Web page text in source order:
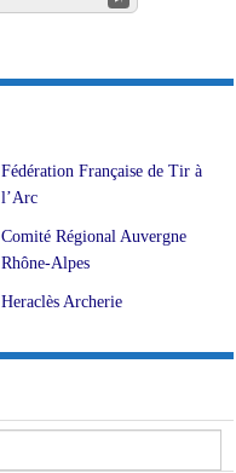
Fédération Française de Tir à
l’Arc
Comité Régional Auvergne
Rhône-Alpes
Heraclès Archerie